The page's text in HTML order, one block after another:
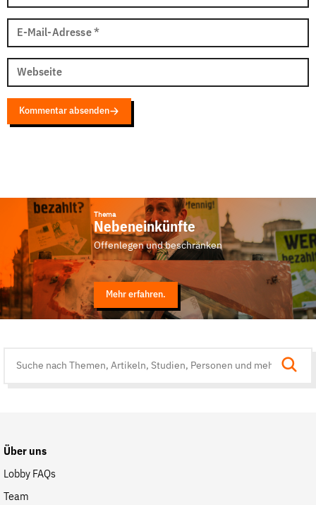
E-Mail-Adresse *
Webseite
Kommentar absenden
Thema
Nebeneinkünfte
Offenlegen und beschränken
Mehr erfahren.
Über uns
Lobby FAQs
Team